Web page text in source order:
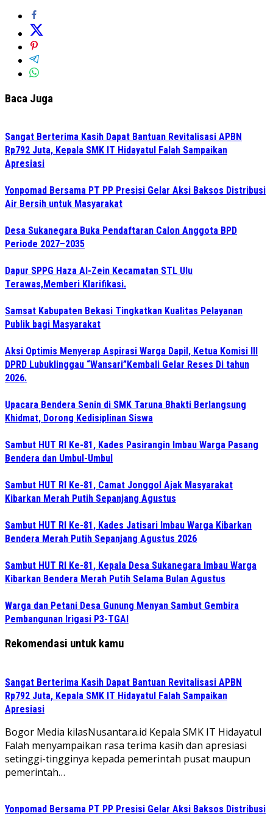
Baca Juga
Sangat Berterima Kasih Dapat Bantuan Revitalisasi APBN
Rp792 Juta, Kepala SMK IT Hidayatul Falah Sampaikan
Apresiasi
Yonpomad Bersama PT PP Presisi Gelar Aksi Baksos Distribusi
Air Bersih untuk Masyarakat
Desa Sukanegara Buka Pendaftaran Calon Anggota BPD
Periode 2027–2035
Dapur SPPG Haza Al-Zein Kecamatan STL Ulu
Terawas,Memberi Klarifikasi.
Samsat Kabupaten Bekasi Tingkatkan Kualitas Pelayanan
Publik bagi Masyarakat
Aksi Optimis Menyerap Aspirasi Warga Dapil, Ketua Komisi III
DPRD Lubuklinggau “Wansari”Kembali Gelar Reses Di tahun
2026.
Upacara Bendera Senin di SMK Taruna Bhakti Berlangsung
Khidmat, Dorong Kedisiplinan Siswa
Sambut HUT RI Ke-81, Kades Pasirangin Imbau Warga Pasang
Bendera dan Umbul-Umbul
Sambut HUT RI Ke-81, Camat Jonggol Ajak Masyarakat
Kibarkan Merah Putih Sepanjang Agustus
Sambut HUT RI Ke-81, Kades Jatisari Imbau Warga Kibarkan
Bendera Merah Putih Sepanjang Agustus 2026
Sambut HUT RI Ke-81, Kepala Desa Sukanegara Imbau Warga
Kibarkan Bendera Merah Putih Selama Bulan Agustus
Warga dan Petani Desa Gunung Menyan Sambut Gembira
Pembangunan Irigasi P3-TGAI
Rekomendasi untuk kamu
Sangat Berterima Kasih Dapat Bantuan Revitalisasi APBN
Rp792 Juta, Kepala SMK IT Hidayatul Falah Sampaikan
Apresiasi
Bogor Media kilasNusantara.id Kepala SMK IT Hidayatul
Falah menyampaikan rasa terima kasih dan apresiasi
setinggi-tingginya kepada pemerintah pusat maupun
pemerintah…
Yonpomad Bersama PT PP Presisi Gelar Aksi Baksos Distribusi